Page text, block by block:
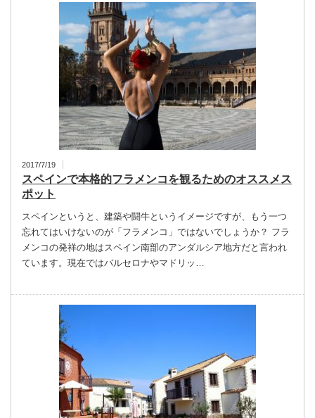
2017/7/19
スペインで本格的フラメンコを観るためのオススメス
ポット
スペインというと、建築や闘牛というイメージですが、もう一つ
忘れてはいけないのが「フラメンコ」ではないでしょうか？ フラ
メンコの発祥の地はスペイン南部のアンダルシア地方だと言われ
ています。現在ではバルセロナやマドリッ…